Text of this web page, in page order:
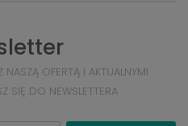
OFERTĄ I AKTUALNYMI
SIĘ DO NEWSLETTERA